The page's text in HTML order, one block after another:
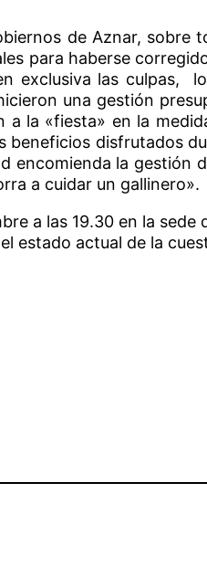
de Aznar, sobre
para haberse
exclusiva las culpas,
una gestión
la «fiesta» en la
disfrutados
encomienda la
a cuidar un gallinero».
a las 19.30 en la
estado actual de la